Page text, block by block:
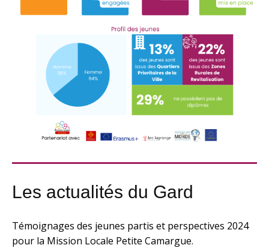
Les actualités du Gard
Témoignages des jeunes partis et perspectives 2024
pour la Mission Locale Petite Camargue.